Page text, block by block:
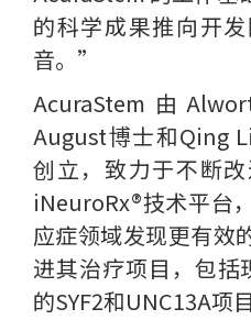
的科学成果推向开
音。”
AcuraStem由
August博士和Qing
创立，致力于不断
iNeuroRx®技术平台
应症领域发现更有效
进其治疗项目，包括
的SYF2和UNC13A项目